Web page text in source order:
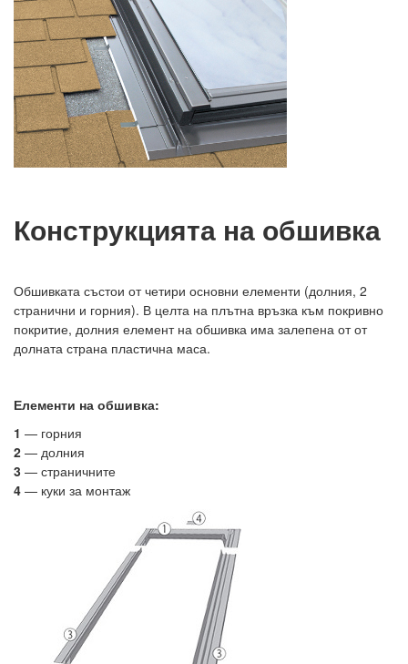
Конструкцията на обшивка
Обшивката състои от четири основни елементи (долния, 2
странични и горния). В целта на плътна връзка към покривно
покритие, долния елемент на обшивка има залепена от от
долната страна пластична маса.
Елементи на обшивка:
1 — горния
2 — долния
3 — страничните
4 — куки за монтаж